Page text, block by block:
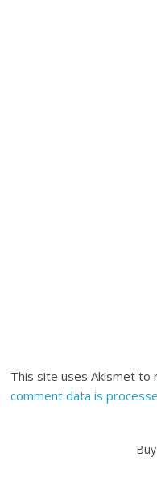
This site uses Akismet to
comment data is